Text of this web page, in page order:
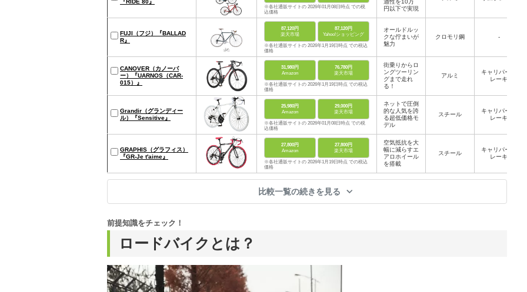
『RIDE 80』
※各社通販サイトの 2026年01月08日時点 での税
込価格
適性を10万
円以下で実現
FUJI（フジ）『BALLAD
R』
87,120円
楽天市場
87,120円
Yahoo!ショッピング
※各社通販サイトの 2026年1月19日時点 での税込
価格
オールドルッ
クな佇まいが
魅力
クロモリ鋼 -
CANOVER（カノーバ
ー）『UARNOS（CAR-
015）』
31,980円
Amazon
76,780円
楽天市場
※各社通販サイトの 2026年1月19日時点 での税込
価格
街乗りからロ
ングツーリン
グまで走れ
る！
アルミ
キャリパーブ
レーキ
Grandir（グランディー
ル）『Sensitive』
25,980円
Amazon
29,000円
楽天市場
※各社通販サイトの 2026年01月08日時点 での税
込価格
ネットで圧倒
的な人気を誇
る超低価格モ
デル
スチール
キャリパーブ
レーキ
GRAPHIS（グラフィス）
『GR-Je t'aime』
27,800円
Amazon
27,800円
楽天市場
※各社通販サイトの 2026年1月19日時点 での税込
価格
空気抵抗を大
幅に減らすエ
アロホイール
を搭載
スチール
キャリパーブ
レーキ
比較一覧の続きを見る
ロードバイクとは？
前提知識をチェック！